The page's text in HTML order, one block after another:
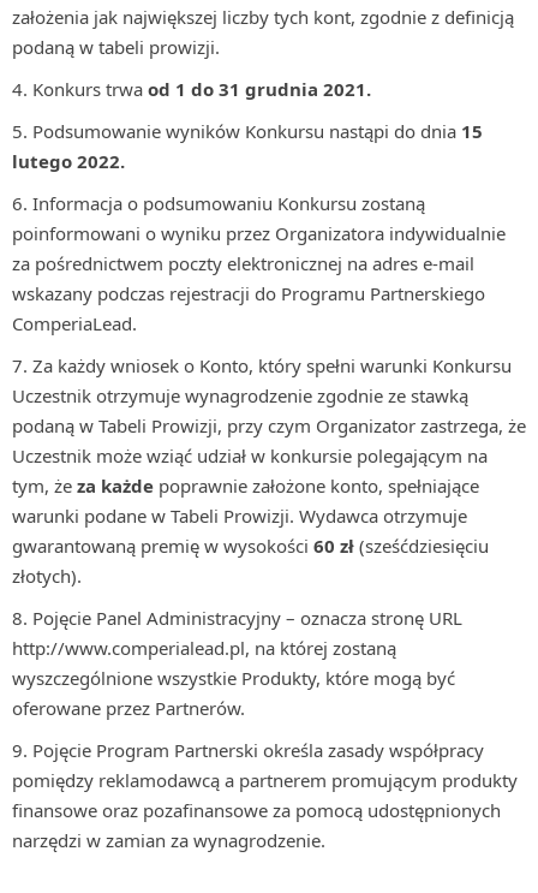
założenia jak największej liczby tych kont, zgodnie z definicją
podaną w tabeli prowizji.
Konkurs trwa od 1 do 31 grudnia 2021.
Podsumowanie wyników Konkursu nastąpi do dnia 15
lutego 2022.
Informacja o podsumowaniu Konkursu zostaną
poinformowani o wyniku przez Organizatora indywidualnie
za pośrednictwem poczty elektronicznej na adres e-mail
wskazany podczas rejestracji do Programu Partnerskiego
ComperiaLead.
Za każdy wniosek o Konto, który spełni warunki Konkursu
Uczestnik otrzymuje wynagrodzenie zgodnie ze stawką
podaną w Tabeli Prowizji, przy czym Organizator zastrzega, że
Uczestnik może wziąć udział w konkursie polegającym na
tym, że za każde poprawnie założone konto, spełniające
warunki podane w Tabeli Prowizji. Wydawca otrzymuje
gwarantowaną premię w wysokości 60 zł (sześćdziesięciu
złotych).
Pojęcie Panel Administracyjny – oznacza stronę URL
http://www.comperialead.pl, na której zostaną
wyszczególnione wszystkie Produkty, które mogą być
oferowane przez Partnerów.
Pojęcie Program Partnerski określa zasady współpracy
pomiędzy reklamodawcą a partnerem promującym produkty
finansowe oraz pozafinansowe za pomocą udostępnionych
narzędzi w zamian za wynagrodzenie.